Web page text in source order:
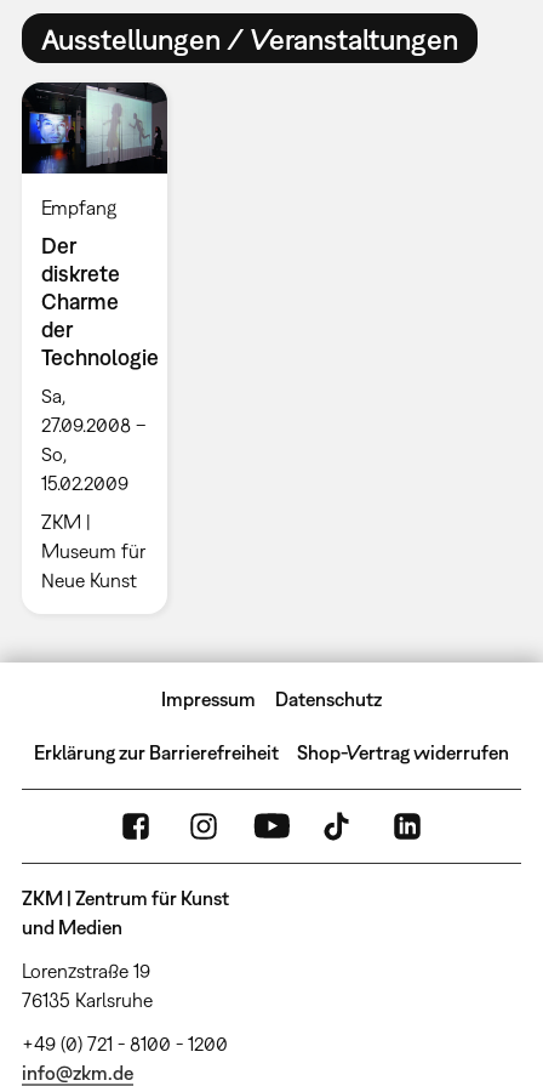
Ausstellungen / Veranstaltungen
Empfang
Der
diskrete
Charme
der
Technologie
Sa,
27.09.2008 –
So,
15.02.2009
ZKM |
Museum für
Neue Kunst
Impressum Datenschutz
Erklärung zur Barrierefreiheit Shop-Vertrag widerrufen
ZKM | Zentrum für Kunst
und Medien
Lorenzstraße 19
76135 Karlsruhe
+49 (0) 721 - 8100 - 1200
info@zkm.de